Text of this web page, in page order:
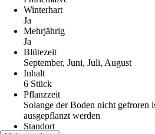
Winterhart
Ja
Mehrjährig
Ja
Blütezeit
September, Juni, Juli, August
Inhalt
6 Stück
Pflanzzeit
Solange der Boden nicht gefroren
ausgepflanzt werden
Standort